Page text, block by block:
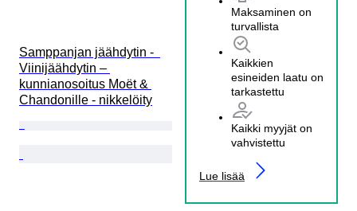
Samppanjan jäähdytin -
Viinijäähdytin –
kunnianosoitus Moët &
Chandonille - nikkelöity
Maksaminen on
turvallista
Kaikkien
esineiden laatu on
tarkastettu
Kaikki myyjät on
vahvistettu
Lue lisää